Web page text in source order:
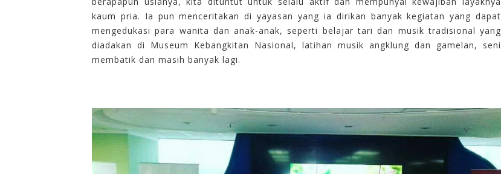
kaum pria. Ia pun menceritakan di yayasan yang ia dirikan banyak kegiatan yang dapat
mengedukasi para wanita dan anak-anak, seperti belajar tari dan musiktradisional yang
diadakan di Museum Kebangkitan Nasional, latihan musik angklung dan gamelan, seni
membatik dan masih banyak lagi.